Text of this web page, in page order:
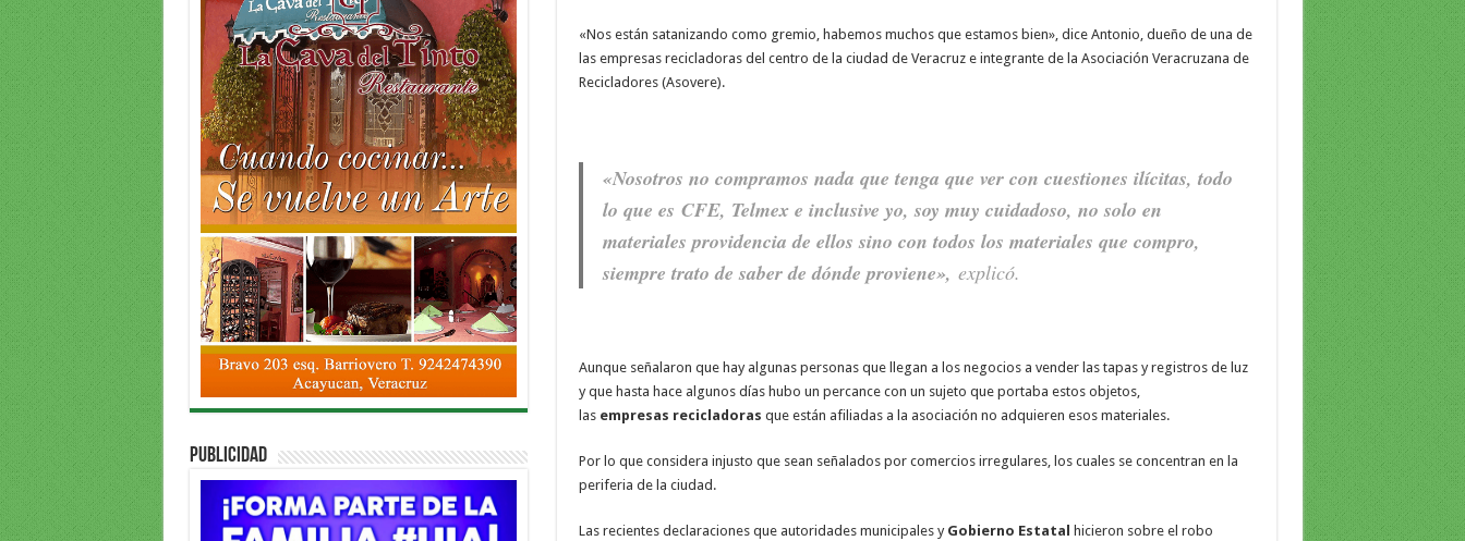
«Nos están satanizando como gremio, habemos muchos que estamos bien», dice Antonio, dueño de una de
las empresas recicladoras del centro de la ciudad de Veracruz e integrante de la Asociación Veracruzana de
Recicladores (Asovere).
«Nosotros no compramos nada que tenga que ver con cuestiones ilícitas, todo
lo que es CFE, Telmex e inclusive yo, soy muy cuidadoso, no solo en
materiales providencia de ellos sino con todos los materiales que compro,
siempre trato de saber de dónde proviene», explicó.
Aunque señalaron que hay algunas personas que llegan a los negocios a vender las tapas y registros de luz
y que hasta hace algunos días hubo un percance con un sujeto que portaba estos objetos,
las empresas recicladoras que están afiliadas a la asociación no adquieren esos materiales.
Por lo que considera injusto que sean señalados por comercios irregulares, los cuales se concentran en la
periferia de la ciudad.
Las recientes declaraciones que autoridades municipales y Gobierno Estatal
hicieron sobre el robo
PUBLICIDAD